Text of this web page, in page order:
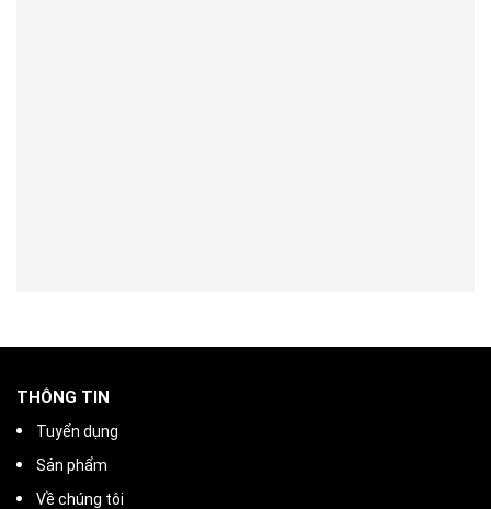
THÔNG TIN
Tuyển dụng
Sản phẩm
Về chúng tôi